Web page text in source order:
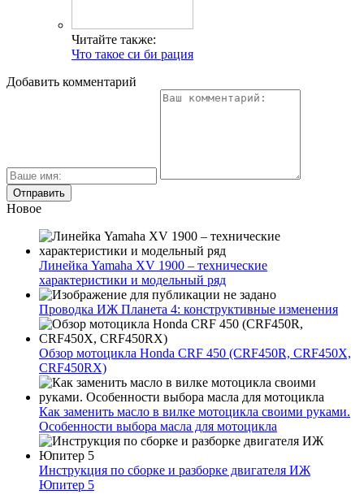
Читайте также:
Что такое си би рация
Добавить комментарий
Новое
Линейка Yamaha XV 1900 – технические
характеристики и модельный ряд
Проводка ИЖ Планета 4: конструктивные изменения
Обзор мотоцикла Honda CRF 450 (CRF450R, CRF450X,
CRF450RX)
Как заменить масло в вилке мотоцикла своими руками.
Особенности выбора масла для мотоцикла
Инструкция по сборке и разборке двигателя ИЖ
Юпитер 5